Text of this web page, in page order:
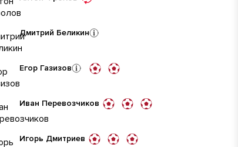
Дмитрий Беликин
Егор Газизов
Иван Перевозчиков
Игорь Дмитриев